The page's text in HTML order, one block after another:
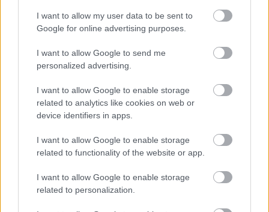
I want to allow my user data to be sent to
Google for online advertising purposes.
I want to allow Google to send me
personalized advertising.
I want to allow Google to enable storage
related to analytics like cookies on web or
device identifiers in apps.
I want to allow Google to enable storage
related to functionality of the website or app.
I want to allow Google to enable storage
related to personalization.
ezért a lemaradó gyártók fokozatosan hozhatnak
fejlesztéseket, és lépésről lépésre csökkenthetik a
hátrányukat.
A Ferrari ezt a keretet a lehető legjobban próbálta
kihasználni. A csapat a szezon elején kisebb
turbófeltöltővel indult, amely lassú kanyarokból
jobb reakciót adott, viszont a
csúcsteljesítményből elvett. Emellett a kipufogó
mögé egy különleges szárnyelemet építettek,
amellyel mechanikai leszorítóerőt nyertek, még ha